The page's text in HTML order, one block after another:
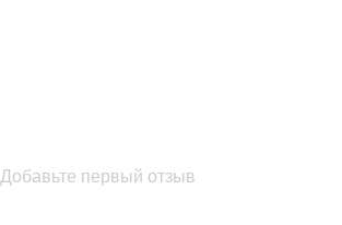
Добавьте первый отзыв